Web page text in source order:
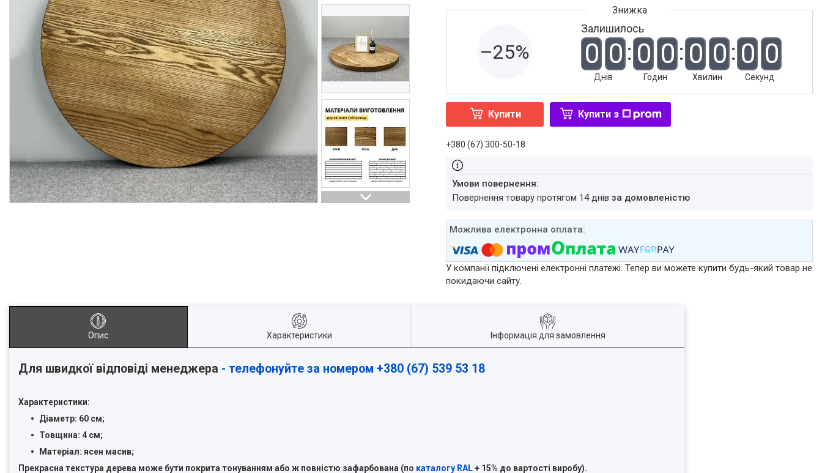
–25%
Залишилось
0 0
Днів
0 0
Годин
0 0
Хвилин
0 0
Секунд
Купити Купити з
+380 (67) 300-50-18
повернення товару протягом 14 днівза домовленістю
У компанії підключені електронні платежі. Тепер ви можете купити будь-який товар не
покидаючи сайту.
Опис Характеристики Інформація для замовлення
Для швидкої відповіді менеджера - телефонуйте за номером +380 (67) 539 53 18
Характеристики:
Діаметр: 60 см;
Товщина: 4 см;
Матеріал: ясен масив;
Прекрасна текстура дерева може бути покрита тонуванням або ж повністю зафарбована (по каталогу RAL+ 15% до вартості виробу).